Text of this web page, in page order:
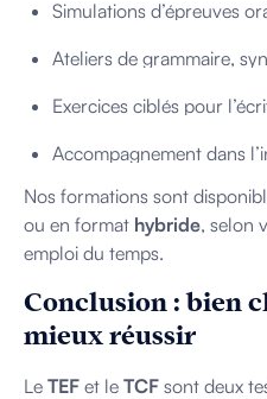
Simulations d’épreuves
Ateliers de grammaire,
Exercices ciblés pour
Accompagnement dans
Nos formations sont
ou en format hybride, selon
emploi du temps.
Conclusion : bien
mieux réussir
Le TEF et le TCF sont deux